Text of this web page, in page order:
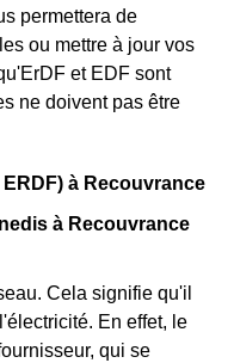
permettera de
ou mettre à jour vos
et EDF sont
ne doivent pas être
à Recouvrance
à Recouvrance
Cela signifie qu'il
En effet, le
qui se